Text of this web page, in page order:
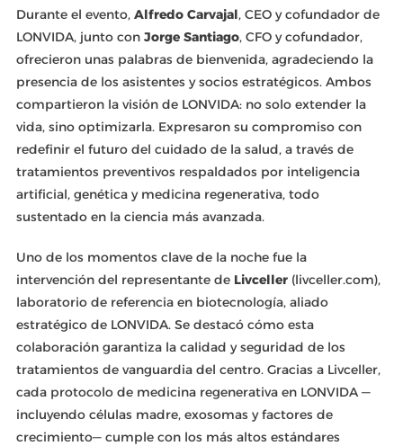
Durante el evento, Alfredo Carvajal, CEO y cofundador de
LONVIDA, junto con Jorge Santiago, CFO y cofundador,
ofrecieron unas palabras de bienvenida, agradeciendo la
presencia de los asistentes y socios estratégicos. Ambos
compartieron la visión de LONVIDA: no solo extender la
vida, sino optimizarla. Expresaron su compromiso con
redefinir el futuro del cuidado de la salud, a través de
tratamientos preventivos respaldados por inteligencia
artificial, genética y medicina regenerativa, todo
sustentado en la ciencia más avanzada.
Uno de los momentos clave de la noche fue la
intervención del representante de Livceller(livceller.com),
laboratorio de referencia en biotecnología, aliado
estratégico de LONVIDA. Se destacó cómo esta
colaboración garantiza la calidad y seguridad de los
tratamientos de vanguardia del centro. Gracias a Livceller,
cada protocolo de medicina regenerativa en LONVIDA —
incluyendo células madre, exosomas y factores de
crecimiento— cumple con los más altos estándares